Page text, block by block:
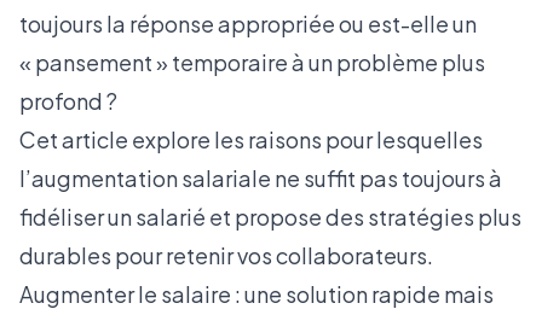
toujours la réponse appropriée ou est-elle un
« pansement » temporaire à un problème plus
profond ?
Cet article explore les raisons pour lesquelles
l’augmentation salariale ne suffit pas toujours à
fidéliser un salarié et propose des stratégies plus
durables pour retenir vos collaborateurs.
Augmenter le salaire : une solution rapide mais